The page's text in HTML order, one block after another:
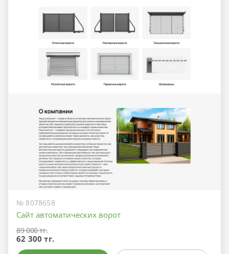
№ 8078658
Сайт автоматических ворот
89 000 тг.
62 300 тг.